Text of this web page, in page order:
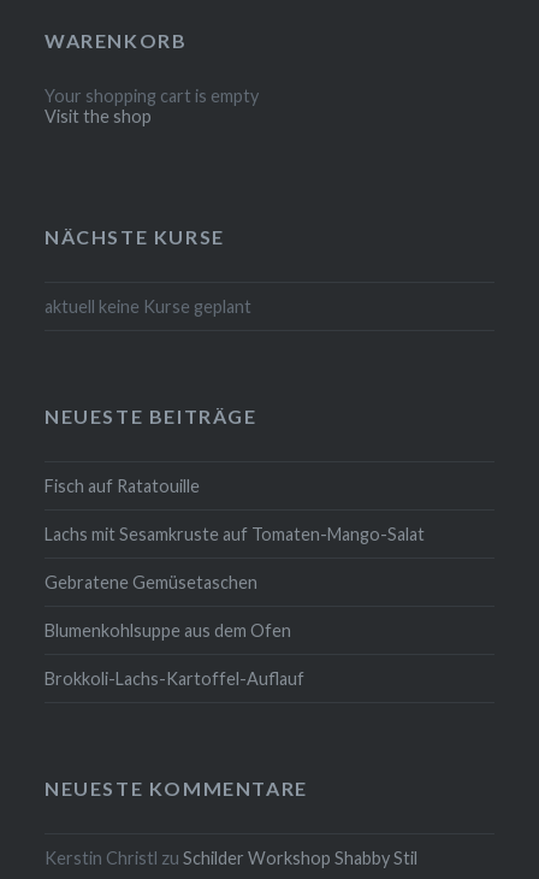
WARENKORB
Your shopping cart is empty
Visit the shop
NÄCHSTE KURSE
aktuell keine Kurse geplant
NEUESTE BEITRÄGE
Fisch auf Ratatouille
Lachs mit Sesamkruste auf Tomaten-Mango-Salat
Gebratene Gemüsetaschen
Blumenkohlsuppe aus dem Ofen
Brokkoli-Lachs-Kartoffel-Auflauf
NEUESTE KOMMENTARE
Kerstin Christl zuSchilder Workshop Shabby Stil